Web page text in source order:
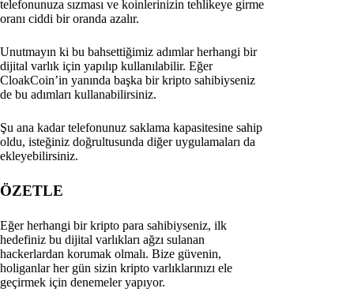
telefonunuza sızması ve koinlerinizin tehlikeye girme
oranı ciddi bir oranda azalır.
Unutmayın ki bu bahsettiğimiz adımlar herhangi bir
dijital varlık için yapılıp kullanılabilir. Eğer
CloakCoin’in yanında başka bir kripto sahibiyseniz
de bu adımları kullanabilirsiniz.
Şu ana kadar telefonunuz saklama kapasitesine sahip
oldu, isteğiniz doğrultusunda diğer uygulamaları da
ekleyebilirsiniz.
ÖZETLE
Eğer herhangi bir kripto para sahibiyseniz, ilk
hedefiniz bu dijital varlıkları ağzı sulanan
hackerlardan korumak olmalı. Bize güvenin,
holiganlar her gün sizin kripto varlıklarınızı ele
geçirmek için denemeler yapıyor.